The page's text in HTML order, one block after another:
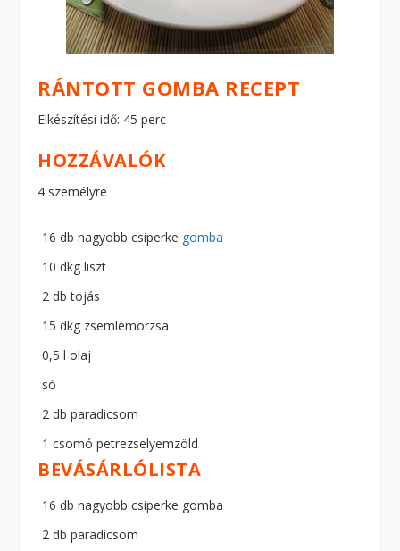
RÁNTOTT GOMBA RECEPT
Elkészítési idő: 45 perc
HOZZÁVALÓK
4 személyre
16 db nagyobb csiperke gomba
10 dkg liszt
2 db tojás
15 dkg zsemlemorzsa
0,5 l olaj
só
2 db paradicsom
1 csomó petrezselyemzöld
BEVÁSÁRLÓLISTA
16 db nagyobb csiperke gomba
2 db paradicsom